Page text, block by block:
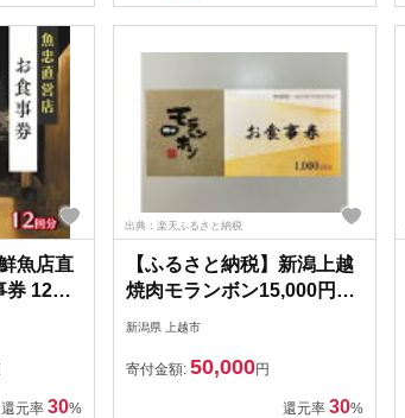
魚店直
券 12回
魚忠
還元率30%
出典：楽天ふるさと納税
【ふるさと納税】新潟上越
焼肉モランボン15,000円分
食事券（1,000円券×15枚、
使用可能）焼肉 食事 お届
け：寄附入金確認後、順次
新潟県 上越市
寄付金額:50,000円
還元率 30%